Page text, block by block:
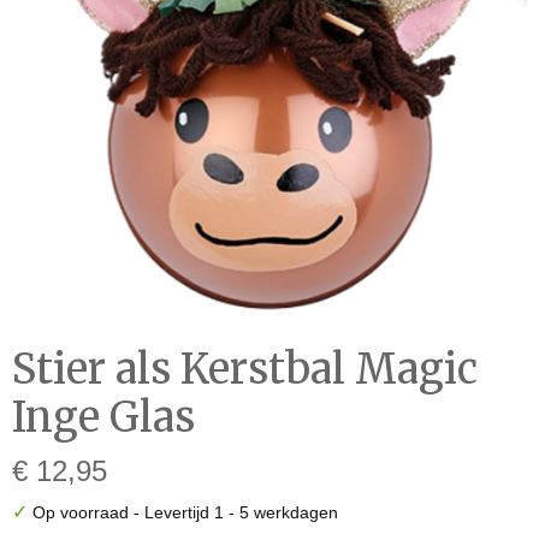
Stier als Kerstbal Magic
Inge Glas
€ 12,95
✓ Op voorraad - Levertijd 1 - 5 werkdagen